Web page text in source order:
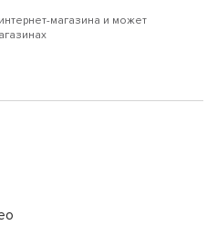
магазина и может